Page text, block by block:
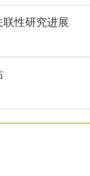
联性研究进展